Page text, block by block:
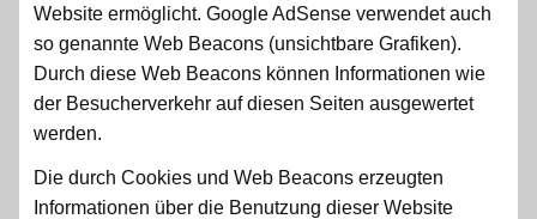
Website ermöglicht. Google AdSense verwendet auch
so genannte Web Beacons (unsichtbare Grafiken).
Durch diese Web Beacons können Informationen wie
der Besucherverkehr auf diesen Seiten ausgewertet
werden.
Die durch Cookies und Web Beacons erzeugten
Informationen über die Benutzung dieser Website